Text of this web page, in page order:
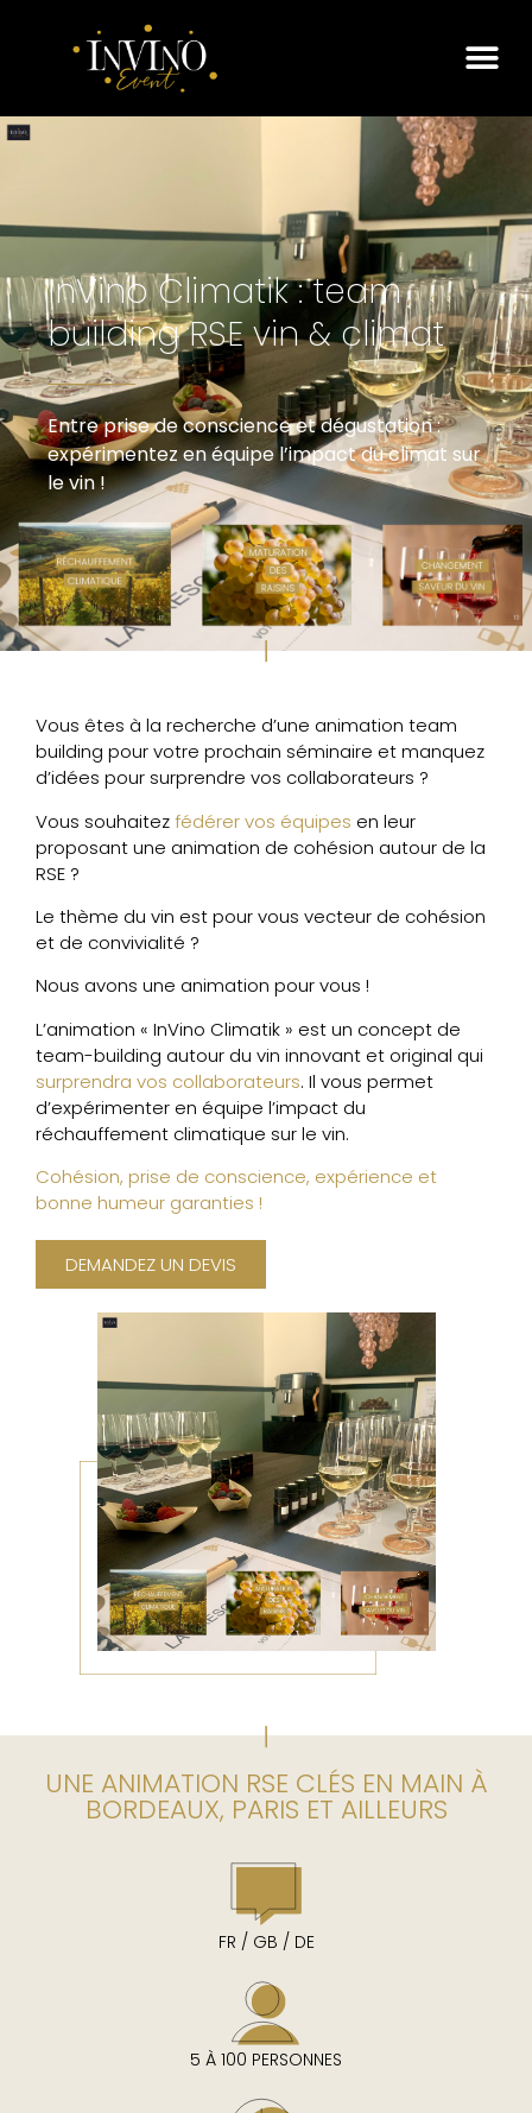
InVino Climatik : team
building RSE vin & climat
Entre prise de conscience et dégustation :
expérimentez en équipe l’impact du climat sur
le vin !
Vous êtes à la recherche d’une animation team
building pour votre prochain séminaire et manquez
d’idées pour surprendre vos collaborateurs ?
Vous souhaitezfédérer vos équipes en leur
proposant une animation de cohésion autour de la
RSE ?
Le thème du vin est pour vous vecteur de cohésion
et de convivialité ?
Nous avons une animation pour vous !
L’animation « InVino Climatik » est un concept de
team-building autour du vin innovant et original qui
surprendra vos collaborateurs. Il vous permet
d’expérimenter en équipe l’impact du
réchauffement climatique sur le vin.
Cohésion, prise de conscience, expérience et
bonne humeur garanties !
DEMANDEZ UN DEVIS
UNE ANIMATION RSE CLÉS EN MAIN À
BORDEAUX, PARIS ET AILLEURS
FR / GB / DE
5 À 100 PERSONNES